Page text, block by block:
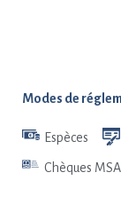
Modes de
Espèces
Chèques MSA